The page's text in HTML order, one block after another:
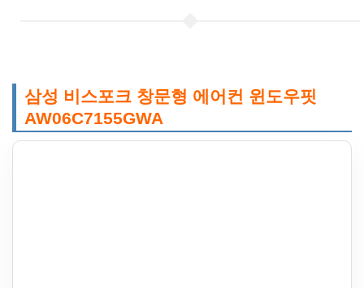
삼성 비스포크 창문형 에어컨 윈도우핏
AW06C7155GWA